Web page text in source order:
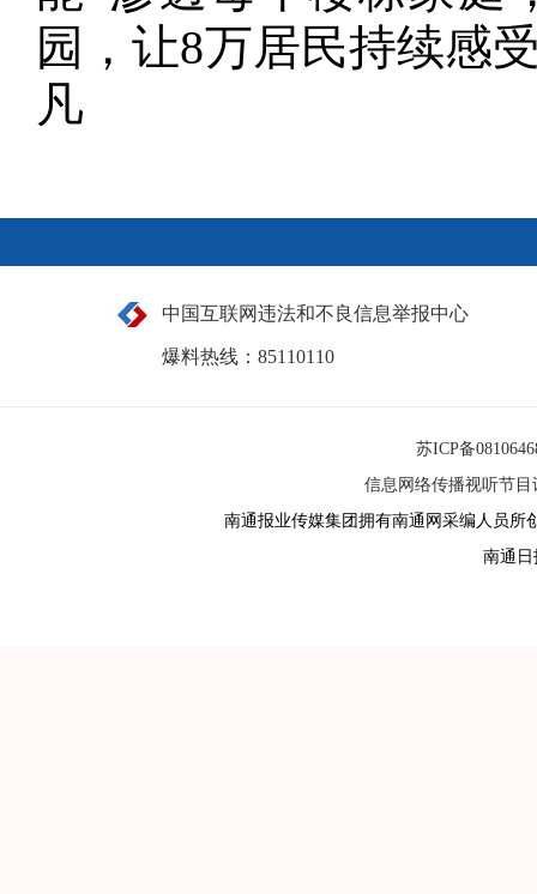
园，让8万居民持续感
凡
中国互联网违法和不良信息举报中心
爆料热线：85110110
苏ICP备
信息网络传播视听节目
南通报业传媒集团拥有南通网采编人员所
南通日